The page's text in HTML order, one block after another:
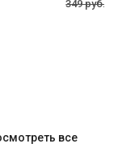
349 руб.
все